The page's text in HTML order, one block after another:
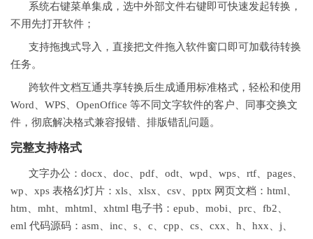
系统右键菜单集成，选中外部文件右键即可快速发起转换，
不用先打开软件；
支持拖拽式导入，直接把文件拖入软件窗口即可加载待转换
任务。
跨软件文档互通共享转换后生成通用标准格式，轻松和使用
Word、WPS、OpenOffice 等不同文字软件的客户、同事交换文
件，彻底解决格式兼容报错、排版错乱问题。
完整支持格式
文字办公：docx、doc、pdf、odt、wpd、wps、rtf、pages、
wp、xps 表格幻灯片：xls、xlsx、csv、pptx 网页文档：html、
htm、mht、mhtml、xhtml 电子书：epub、mobi、prc、fb2、
eml 代码源码：asm、inc、s、c、cpp、cs、cxx、h、hxx、j、